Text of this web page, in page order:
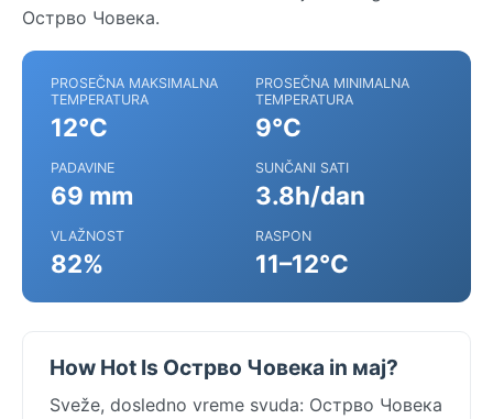
Острво Човека.
PROSEČNA MAKSIMALNA
TEMPERATURA
12°C
PROSEČNA MINIMALNA
TEMPERATURA
9°C
PADAVINE
69 mm
SUNČANI SATI
3.8h/dan
VLAŽNOST
82%
RASPON
11–12°C
How Hot Is Острво Човека in мај?
Sveže, dosledno vreme svuda: Острво Човека